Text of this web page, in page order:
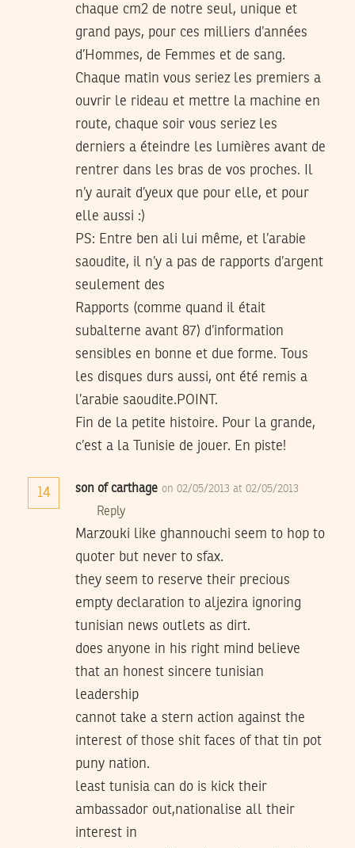
chaque cm2 de notre seul, unique et
grand pays, pour ces milliers d’années
d’Hommes, de Femmes et de sang.
Chaque matin vous seriez les premiers a
ouvrir le rideau et mettre la machine en
route, chaque soir vous seriez les
derniers a éteindre les lumières avant de
rentrer dans les bras de vos proches. Il
n’y aurait d’yeux que pour elle, et pour
elle aussi :)
PS: Entre ben ali lui même, et l’arabie
saoudite, il n’y a pas de rapports d’argent
seulement des
Rapports (comme quand il était
subalterne avant 87) d’information
sensibles en bonne et due forme. Tous
les disques durs aussi, ont été remis a
l’arabie saoudite.POINT.
Fin de la petite histoire. Pour la grande,
c’est a la Tunisie de jouer. En piste!
14 son of carthage on 02/05/2013 at 02/05/2013
Reply
Marzouki like ghannouchi seem to hop to
quoter but never to sfax.
they seem to reserve their precious
empty declaration to aljezira ignoring
tunisian news outlets as dirt.
does anyone in his right mind believe
that an honest sincere tunisian
leadership
cannot take a stern action against the
interest of those shit faces of that tin pot
puny nation.
least tunisia can do is kick their
ambassador out,nationalise all their
interest in